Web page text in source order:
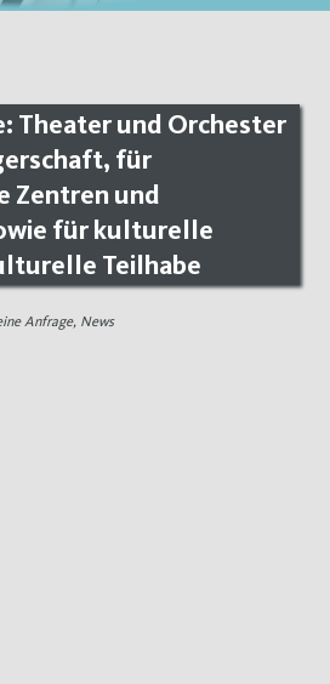
Theater und Orchester
für
Zentren und
für kulturelle
Teilhabe
Anfrage, News